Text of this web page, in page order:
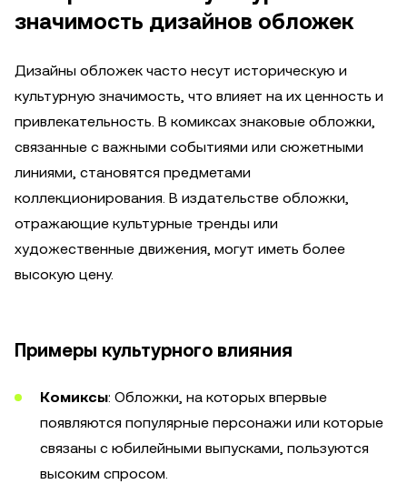
значимость дизайнов обложек
Дизайны обложек часто несут историческую и
культурную значимость, что влияет на их ценность и
привлекательность. В комиксах знаковые обложки,
связанные с важными событиями или сюжетными
линиями, становятся предметами
коллекционирования. В издательстве обложки,
отражающие культурные тренды или
художественные движения, могут иметь более
высокую цену.
Примеры культурного влияния
Комиксы: Обложки, на которых впервые
появляются популярные персонажи или которые
связаны с юбилейными выпусками, пользуются
высоким спросом.